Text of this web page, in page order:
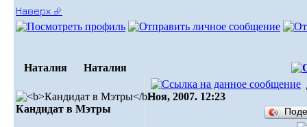
Наверх ⮵
Наталия Наталия
Кандидат в Мэтры
Ноя, 2007. 12:23